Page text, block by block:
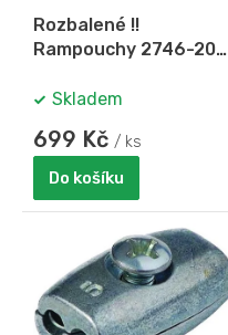
Rozbalené !!
Rampouchy 2746-202,
studená bílá
Skladem
699 Kč / ks
Do košíku